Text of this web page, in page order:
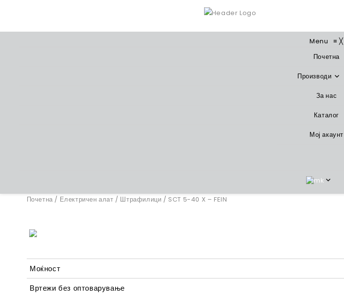
Menu≡ ╳
Почетна
Производи
За нас
Каталог
Мој акаунт
Почетна / Електричен алат / Штрафилици / SCT 5-40 X – FEIN
Моќност
Вртежи без оптоварување